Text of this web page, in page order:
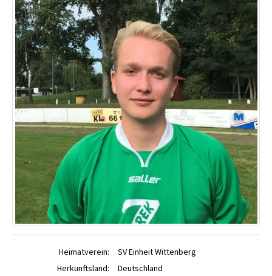
Heimatverein:
SV Einheit Wittenberg
Herkunftsland:
Deutschland